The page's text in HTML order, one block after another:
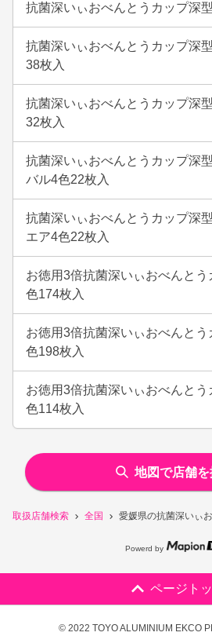
取扱店舗検索 全国 愛媛県の抗菌深いぃ
抗菌深いぃおべんとうカップ深
抗菌深いぃおべんとうカップ深
38枚入
抗菌深いぃおべんとうカップ深
32枚入
抗菌深いぃおべんとうカップ深
バル4色22枚入
抗菌深いぃおべんとうカップ深
エア4色22枚入
お徳用3倍抗菌深いぃおべんと
色174枚入
お徳用3倍抗菌深いぃおべんと
色198枚入
お徳用3倍抗菌深いぃおべんと
色114枚入
地図で店舗
Powerd by
ページト
© 2022 TOYO ALUMINIUM EKCO